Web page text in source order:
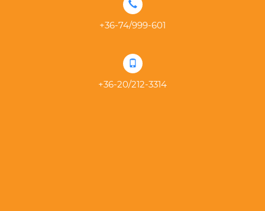
+36-74/999-601
+36-20/212-3314